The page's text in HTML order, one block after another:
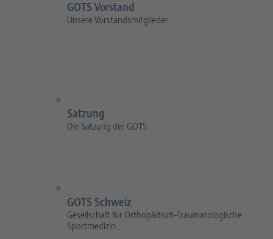
GOTS Vorstand
Unsere Vorstandsmitglieder
Satzung
Die Satzung der GOTS
GOTS Schweiz
Gesellschaft für Orthopädisch-Traumatologische
Sportmedizin